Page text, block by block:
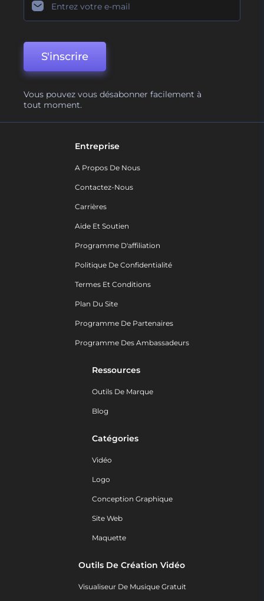
S'inscrire
Vous pouvez vous désabonner facilement à
tout moment.
Entreprise
A Propos De Nous
Contactez-Nous
Carrières
Aide Et Soutien
Programme D'affiliation
Politique De Confidentialité
Termes Et Conditions
Plan Du Site
Programme De Partenaires
Programme Des Ambassadeurs
Ressources
Outils De Marque
Blog
Catégories
Vidéo
Logo
Conception Graphique
Site Web
Maquette
Outils De Création Vidéo
Visualiseur De Musique Gratuit